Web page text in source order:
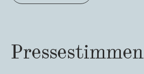
Pressestimmen